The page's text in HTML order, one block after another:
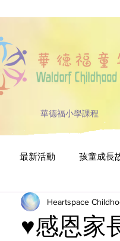
華德福小學課程
最新活動 孩童成長
♥感恩家
Heartspace